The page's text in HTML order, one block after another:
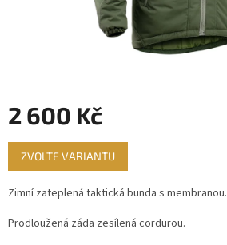
2 600 Kč
Měrná
cena:
ZVOLTE VARIANTU
Zimní zateplená taktická bunda s membranou.
Prodloužená záda zesílená cordurou.